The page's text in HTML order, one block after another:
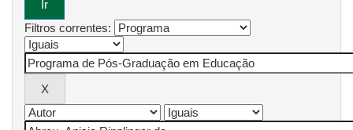
Filtros correntes: